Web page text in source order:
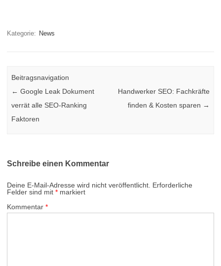
Kategorie: News
Beitragsnavigation
← Google Leak Dokument
verrät alle SEO-Ranking
Faktoren
Handwerker SEO: Fachkräfte
finden & Kosten sparen →
Schreibe einen Kommentar
Deine E-Mail-Adresse wird nicht veröffentlicht. Erforderliche
Felder sind mit * markiert
Kommentar *